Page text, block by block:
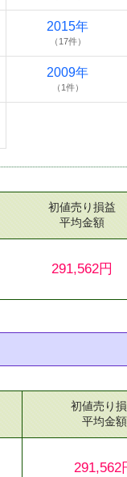
2015年
（17件）
2009年
（1件）
初値売り損益
平均金額
291,562円
初値売り
平均金額
291,562